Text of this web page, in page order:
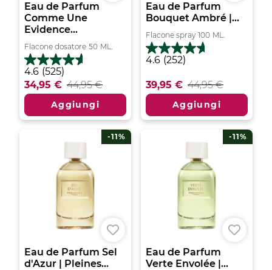
Eau de Parfum
Comme Une
Evidence...
Flacone dosatore 50 ML.
4.6 (525)
4.6
su
5
525
recensioni
34,95 € 44,95 €
Aggiungi
Eau de Parfum
Bouquet Ambré |...
Flacone spray 100 ML.
4.6 (252)
4.6
5
stelle.
recensioni
39,95 € 44,95 €
Aggiungi
Eau de Parfum Sel
d'Azur | Pleines...
-11%
Eau de Parfum
Verte Envolée |...
-11%